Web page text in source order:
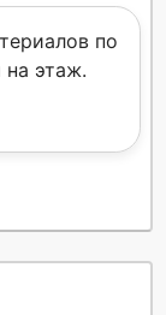
по
этаж.